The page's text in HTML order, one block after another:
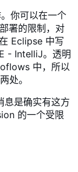
你可以在一个
署的限制，对
Eclipse 中写
- IntelliJ。透明
中，所以
处。
是确实有这方
的一个受限